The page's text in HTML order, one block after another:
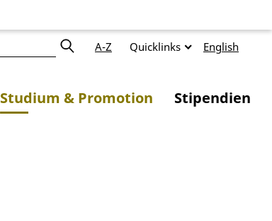
A-Z Quicklinks English
Studium & Promotion Stipendien